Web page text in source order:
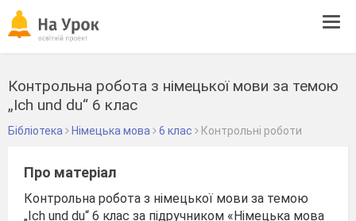
Контрольна робота з німецької мови за темою
„Ich und du“ 6 клас
Бібліотека Німецька мова 6 клас Контрольні роботи
Про матеріал
Контрольна робота з німецької мови за темою
„Ich und du“ 6 клас за підручником «Німецька мова